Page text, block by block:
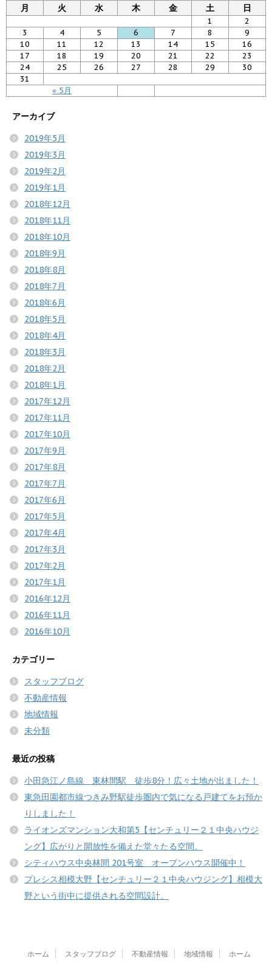
月
火 水 木 金 土 日
« 5月
1
2
3
4 5 6 7 8
9
10
11 12 13 14 15
16
17
18 19 20 21 22
23
24
25 26 27 28 29
30
31
アーカイブ
2019年5月
2019年3月
2019年2月
2019年1月
2018年12月
2018年11月
2018年10月
2018年9月
2018年8月
2018年7月
2018年6月
2018年5月
2018年4月
2018年3月
2018年2月
2018年1月
2017年12月
2017年11月
2017年10月
2017年9月
2017年8月
2017年7月
2017年6月
2017年5月
2017年4月
2017年3月
2017年2月
2017年1月
2016年12月
2016年11月
2016年10月
カテゴリー
スタッフブログ
不動産情報
地域情報
未分類
最近の投稿
小田急江ノ島線 東林間駅 徒歩8分！広々土地が出ました！
東急田園都市線つきみ野駅徒歩圏内で気になる戸建てをお預か
りしました！
ライオンズマンション大和第5【センチュリー２１中央ハウジ
ング】広がりと開放性を備えた堂々たる空間。
シティハウス中央林間 201号室 オープンハウス開催中！
プレシス相模大野【センチュリー２１中央ハウジング】相模大
野という街中に提供される空間設計。
ホーム スタッフブログ 不動産情報 地域情報
ホーム